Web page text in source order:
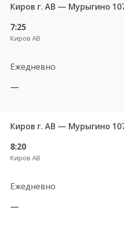
Киров г. АВ — Мурыгино
7:25
Киров АВ
Ежедневно
—
Киров г. АВ — Мурыгино
8:20
Киров АВ
Ежедневно
—